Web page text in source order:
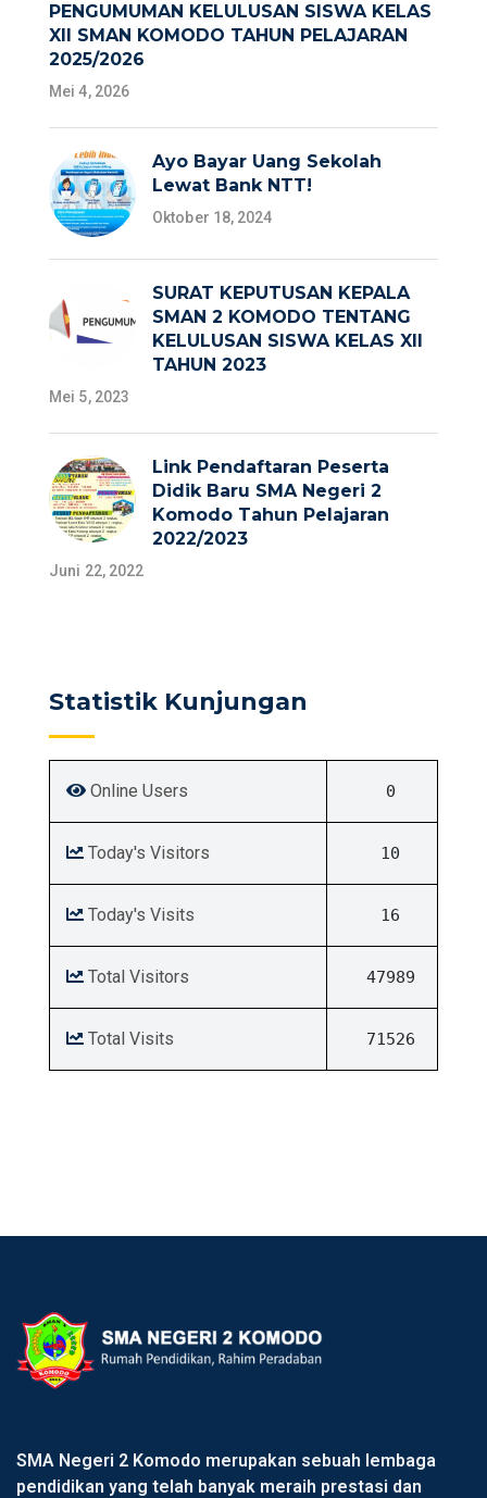
PENGUMUMAN KELULUSAN SISWA KELAS
XII SMAN KOMODO TAHUN PELAJARAN
2025/2026
Mei 4, 2026
Ayo Bayar Uang Sekolah
Lewat Bank NTT!
Oktober 18, 2024
SURAT KEPUTUSAN KEPALA
SMAN 2 KOMODO TENTANG
KELULUSAN SISWA KELAS XII
TAHUN 2023
Mei 5, 2023
Link Pendaftaran Peserta
Didik Baru SMA Negeri 2
Komodo Tahun Pelajaran
2022/2023
Juni 22, 2022
Statistik Kunjungan
Online Users 0
Today's Visitors 10
Today's Visits 16
Total Visitors 47989
Total Visits 71526
SMA Negeri 2 Komodo merupakan sebuah lembaga
pendidikan yang telah banyak meraih prestasi dan